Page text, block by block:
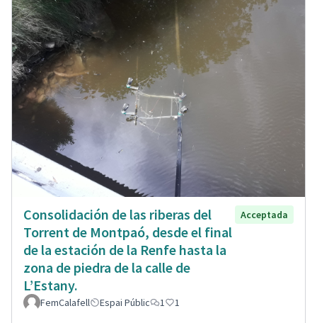
Consolidación de las riberas del
Torrent de Montpaó, desde el final
de la estación de la Renfe hasta la
zona de piedra de la calle de
L’Estany.
Acceptada
FemCalafell Espai Públic 1 1